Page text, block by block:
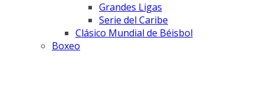
Grandes Ligas
Serie del Caribe
Clásico Mundial de Béisbol
Boxeo